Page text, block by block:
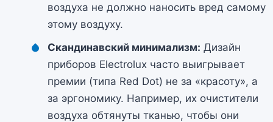
воздуха не должно наносить вред самому
этому воздуху.
Скандинавский минимализм: Дизайн
приборов Electrolux часто выигрывает
премии (типа Red Dot) не за «красоту», а
за эргономику. Например, их очистители
воздуха обтянуты тканью, чтобы они